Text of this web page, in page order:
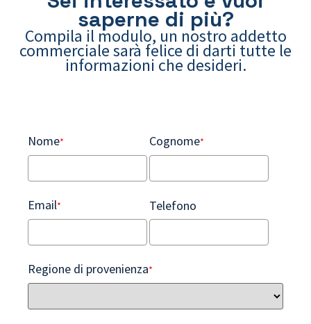
saperne di più?
Compila il modulo, un nostro addetto
commerciale sarà felice di darti tutte le
informazioni che desideri.
Nome* Cognome*
Email* Telefono
Regione di provenienza*